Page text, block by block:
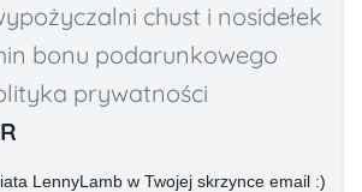
chust i nosidełek
bonu podarunkowego
prywatności
LennyLamb w Twojej skrzynce email :)